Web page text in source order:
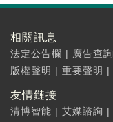
相關訊息
法定公告欄 | 廣告查詢
版權聲明 | 重要聲明 |
友情鏈接
清博智能 | 艾媒諮詢 |